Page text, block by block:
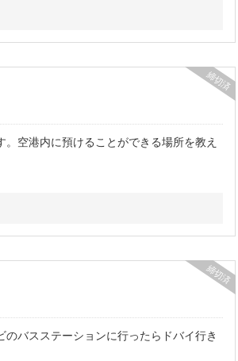
締切済
空港内に預けることができる場所を教え
締切済
バスステーションに行ったらドバイ行き